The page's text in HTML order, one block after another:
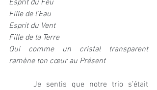
Esprit du Feu
Fille de l’Eau
Esprit du Vent
Fille de la Terre
Qui comme un cristal transparent
ramène ton cœur au Présent
Je sentis que notre trio s’était